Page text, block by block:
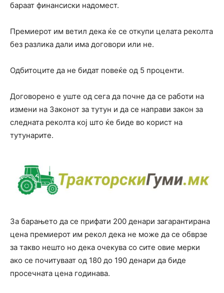
бараат финансиски надомест.
Премиерот им ветил дека ќе се откупи целата реколта
без разлика дали има договори или не.
Одбитоците да не бидат повеќе од 5 проценти.
Договорено е уште од сега да почне да се работи на
измени на Законот за тутун и да се направи закон за
следната реколта кој што ќе биде во корист на
тутунарите.
За барањето да се прифати 200 денари загарантирана
цена премиерот им рекол дека не може да се обврзе
за такво нешто но дека очекува со сите овие мерки
ако се почитуваат од 180 до 190 денари да биде
просечната цена годинава.